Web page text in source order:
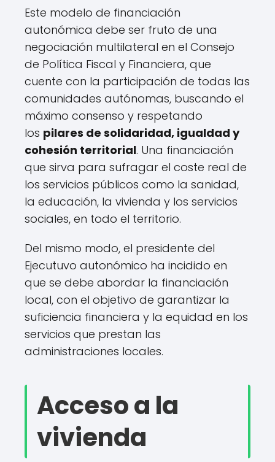
Este modelo de financiación
autonómica debe ser fruto de una
negociación multilateral en el Consejo
de Política Fiscal y Financiera, que
cuente con la participación de todas las
comunidades autónomas, buscando el
máximo consenso y respetando
los pilares de solidaridad, igualdad y
cohesión territorial. Una financiación
que sirva para sufragar el coste real de
los servicios públicos como la sanidad,
la educación, la vivienda y los servicios
sociales, en todo el territorio.
Del mismo modo, el presidente del
Ejecutuvo autonómico ha incidido en
que se debe abordar la financiación
local, con el objetivo de garantizar la
suficiencia financiera y la equidad en los
servicios que prestan las
administraciones locales.
Acceso a la
vivienda